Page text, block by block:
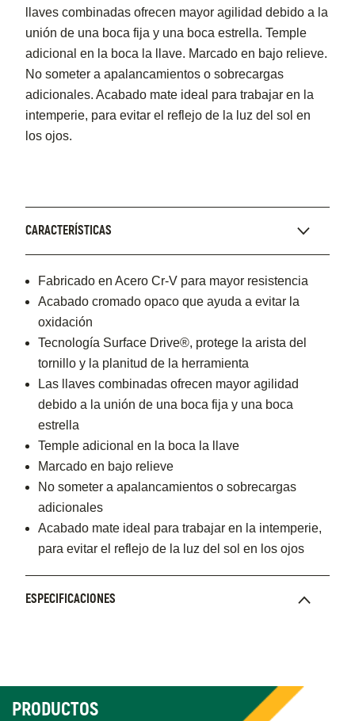
llaves combinadas ofrecen mayor agilidad debido a la
unión de una boca fija y una boca estrella. Temple
adicional en la boca la llave. Marcado en bajo relieve.
No someter a apalancamientos o sobrecargas
adicionales. Acabado mate ideal para trabajar en la
intemperie, para evitar el reflejo de la luz del sol en
los ojos.
CARACTERÍSTICAS
Fabricado en Acero Cr-V para mayor resistencia
Acabado cromado opaco que ayuda a evitar la
oxidación
Tecnología Surface Drive®, protege la arista del
tornillo y la planitud de la herramienta
Las llaves combinadas ofrecen mayor agilidad
debido a la unión de una boca fija y una boca
estrella
Temple adicional en la boca la llave
Marcado en bajo relieve
No someter a apalancamientos o sobrecargas
adicionales
Acabado mate ideal para trabajar en la intemperie,
para evitar el reflejo de la luz del sol en los ojos
ESPECIFICACIONES
PRODUCTOS